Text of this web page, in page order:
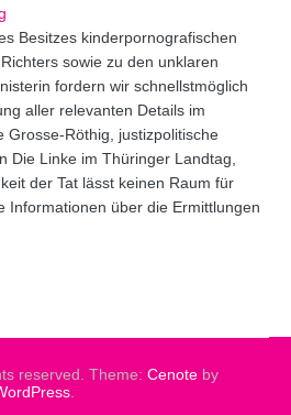
Besitzes kinderpornografischen
sowie zu den unklaren
fordern wir schnellstmöglich
aller relevanten Details im
Grosse-Röthig, justizpolitische
Die Linke im Thüringer Landtag,
der Tat lässt keinen Raum für
Informationen über die Ermittlungen
reserved. Theme: Cenote by
.